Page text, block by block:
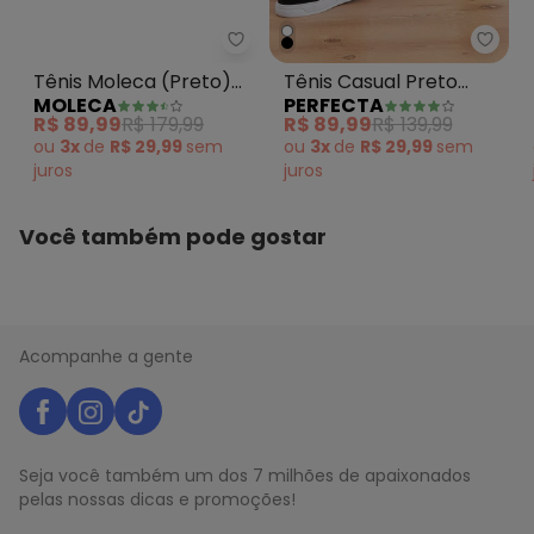
N/D*
N/D*
Tênis Moleca (Preto) em
Tênis Moleca (Preto)
em Sintético
MOLECA
R$ 89,99R$ 179,99
ou 3x de R$ 29,99 sem
juros
Tênis Casual Preto
com Detalhe no Solado
PERFECTA
R$ 89,99R$ 139,99
ou 3x de R$ 29,99 sem
juros
Você também pode gostar
Acompanhe a gente
Seja você também um dos 7 milhões de apaixonados
pelas nossas dicas e promoções!